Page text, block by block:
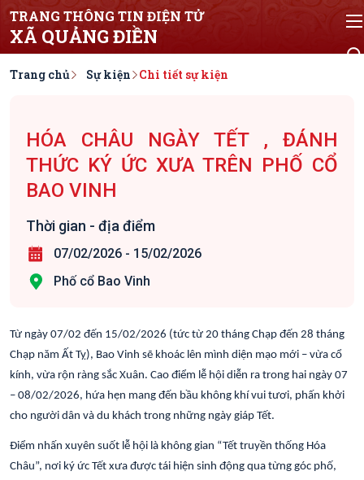
TRANG THÔNG TIN ĐIỆN TỬ
XÃ QUẢNG ĐIỀN
Trang chủ Sự kiện Chi tiết sự kiện
HÓA CHÂU NGÀY TẾT , ĐÁNH
THỨC KÝ ỨC XƯA TRÊN PHỐ CỔ
BAO VINH
Thời gian - địa điểm
07/02/2026 - 15/02/2026
Phố cổ Bao Vinh
Từ ngày 07/02 đến 15/02/2026 (tức từ 20 tháng Chạp đến 28 tháng
Chạp năm Ất Tỵ), Bao Vinh sẽ khoác lên mình diện mạo mới – vừa cổ
kính, vừa rộn ràng sắc Xuân. Cao điểm lễ hội diễn ra trong hai ngày 07
– 08/02/2026, hứa hẹn mang đến bầu không khí vui tươi, phấn khởi
cho người dân và du khách trong những ngày giáp Tết.
Điểm nhấn xuyên suốt lễ hội là không gian “Tết truyền thống Hóa
Châu”, nơi ký ức Tết xưa được tái hiện sinh động qua từng góc phố,